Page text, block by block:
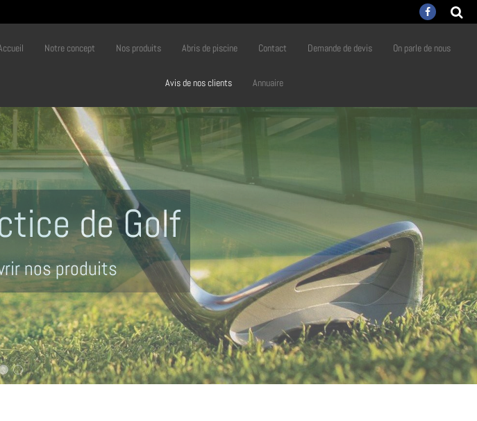
Notre concept Nos produits Abris de piscine Contact Demande de devis On parle de nous
Avis de nos clients Annuaire